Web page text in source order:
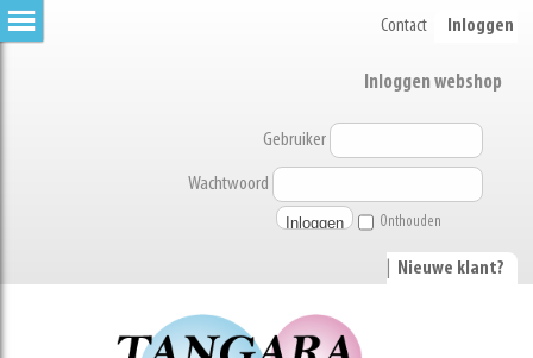
Contact Inloggen
Inloggen webshop
Gebruiker
Wachtwoord
Onthouden
Nieuwe klant?